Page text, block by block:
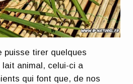
puisse tirer quelques
animal, celui-ci a
qui font que, de nos